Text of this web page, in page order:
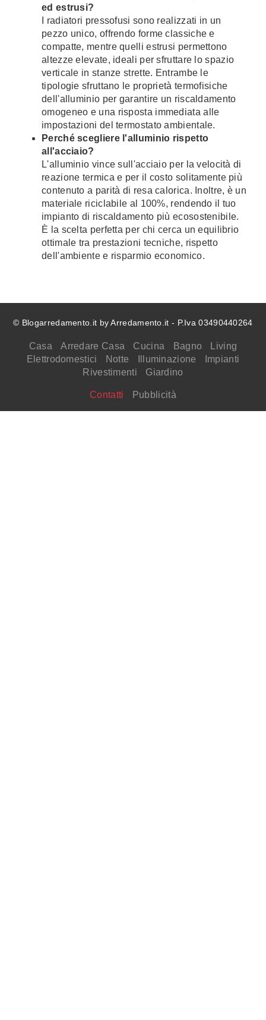
ed estrusi?
I radiatori pressofusi sono realizzati in un
pezzo unico, offrendo forme classiche e
compatte, mentre quelli estrusi permettono
altezze elevate, ideali per sfruttare lo spazio
verticale in stanze strette. Entrambe le
tipologie sfruttano le proprietà termofisiche
dell'alluminio per garantire un riscaldamento
omogeneo e una risposta immediata alle
impostazioni del termostato ambientale.
Perché scegliere l'alluminio rispetto
all'acciaio?
L'alluminio vince sull'acciaio per la velocità di
reazione termica e per il costo solitamente più
contenuto a parità di resa calorica. Inoltre, è un
materiale riciclabile al 100%, rendendo il tuo
impianto di riscaldamento più ecosostenibile.
È la scelta perfetta per chi cerca un equilibrio
ottimale tra prestazioni tecniche, rispetto
dell'ambiente e risparmio economico.
© Blogarredamento.it by Arredamento.it - P.Iva 03490440264
Casa Arredare Casa Cucina Bagno
Living
Elettrodomestici
Notte Illuminazione
Impianti
Rivestimenti
Giardino
Contatti Pubblicità